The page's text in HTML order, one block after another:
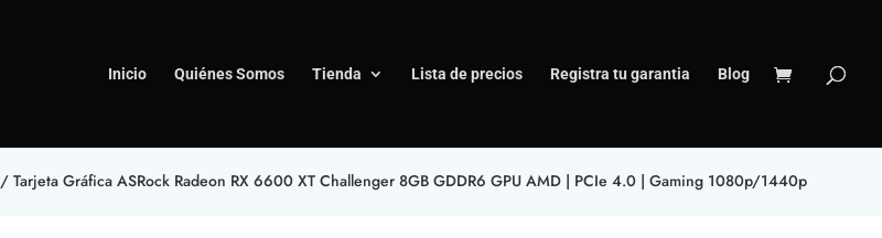
Inicio Quiénes Somos Tienda Lista de precios Registra tu garantia Blog
/ Tarjeta Gráfica ASRock Radeon RX 6600 XT Challenger 8GB GDDR6 GPU AMD | PCIe 4.0 | Gaming 1080p/1440p